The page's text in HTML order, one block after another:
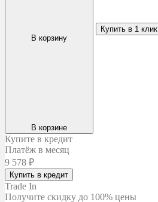
В корзину
В корзине
Купить в 1 клик
Купите в кредит
Платёж в месяц
9 578 ₽
Купить в кредит
Trade In
Получите скидку до 100% цены